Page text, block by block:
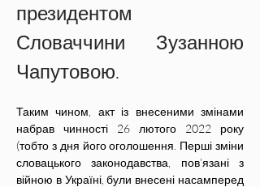
президентом
Словаччини Зузанною
Чапутовою.
Таким чином, акт із внесеними змінами
набрав чинності 26 лютого 2022 року
(тобто з дня його оголошення. Перші зміни
словацького законодавства, пов’язані з
війною в Україні, були внесені насамперед